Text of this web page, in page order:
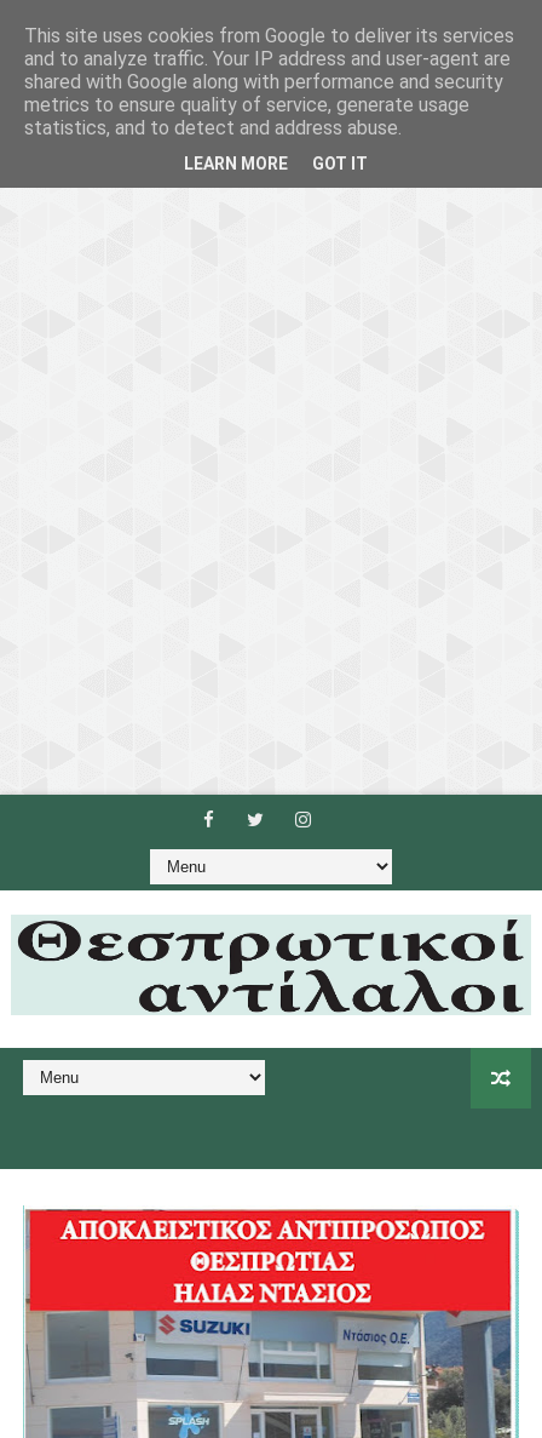
This site uses cookies from Google to deliver its services
and to analyze traffic. Your IP address and user-agent are
shared with Google along with performance and security
metrics to ensure quality of service, generate usage
statistics, and to detect and address abuse.
LEARN MORE GOT IT